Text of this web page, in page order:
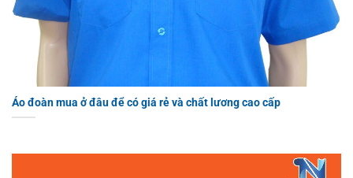
Áo đoàn mua ở đâu để có giá rẻ và chất lương cao cấp